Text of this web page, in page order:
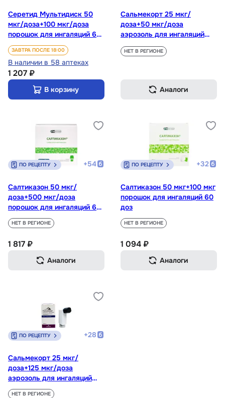
Серетид Мультидиск 50
мкг/доза+100 мкг/доза
порошок для ингаляций 60
доз + ингалятор
ЗАВТРА ПОСЛЕ 18:00
В наличии в 58 аптеках
1 207 ₽
В корзину
Сальмекорт 25 мкг/
доза+50 мкг/доза
аэрозоль для ингаляций
120 доз
НЕТ В РЕГИОНЕ
Аналоги
ПО РЕЦЕПТУ +54
Салтиказон 50 мкг/
доза+500 мкг/доза
порошок для ингаляций 60
доз
НЕТ В РЕГИОНЕ
1 817 ₽
Аналоги
ПО РЕЦЕПТУ +32
Салтиказон 50 мкг+100 мкг
порошок для ингаляций 60
доз
НЕТ В РЕГИОНЕ
1 094 ₽
Аналоги
ПО РЕЦЕПТУ +28
Сальмекорт 25 мкг/
доза+125 мкг/доза
аэрозоль для ингаляций
120 доз
НЕТ В РЕГИОНЕ